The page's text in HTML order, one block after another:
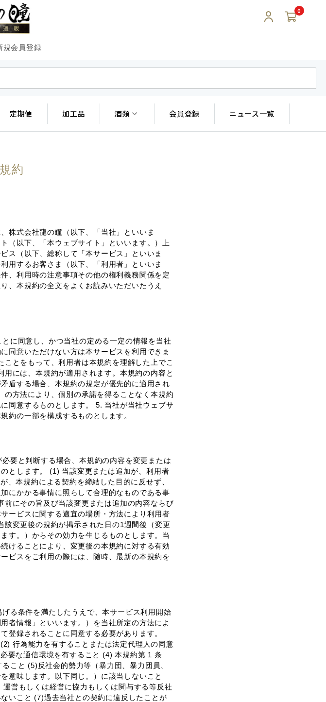
0
規会員登録
定期便 加工品 酒類 会員登録 ニュース一覧
約
株式会社龍の瞳（以下、「当社」といいま
（以下、「本ウェブサイト」といいます。）上
ス（以下、総称して「本サービス」といいま
⽤するお客さま（以下、「利⽤者」といいま
、利⽤時の注意事項その他の権利義務関係を定
、本規約の全⽂をよくお読みいただいたうえ
に同意し、かつ当社の定める⼀定の情報を当社
同意いただけない⽅は本サービスを利⽤できま
とをもって、利⽤者は本規約を理解した上でこ
には、本規約が適⽤されます。本規約の内容と
盾する場合、本規約の規定が優先的に適⽤され
⽅法により、個別の承諾を得ることなく本規約
同意するものとします。 5. 当社が当社ウェブサ
約の⼀部を構成するものとします。
要と判断する場合、本規約の内容を変更または
とします。 (1) 当該変更または追加が、利⽤者
、本規約による契約を締結した⽬的に反せず、
にかかる事情に照らして合理的なものである事
にその旨及び当該変更または追加の内容ならび
ービスに関する適宜の場所・⽅法により利⽤者
変更後の規約が掲⽰された⽇の1週間後（変更
す。）からその効⼒を⽣じるものとします。当
けることにより、変更後の本規約に対する有効
ビスをご利⽤の際には、随時、最新の本規約を
る条件を満たしたうえで、本サービス利⽤開始
者情報」といいます。）を当社所定の⽅法によ
登録されることに同意する必要があります。
⾏為能⼒を有することまたは法定代理⼈の同意
要な通信環境を有すること (4) 本規約第 1 条
こと (5)反社会的勢⼒等（暴⼒団、暴⼒団員、
意味します。以下同じ。）に該当しないこと
営もしくは経営に協⼒もしくは関与する等反社
いこと (7)過去当社との契約に違反したことが